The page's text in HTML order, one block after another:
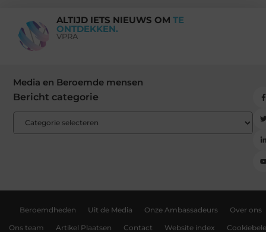
ALTIJD IETS NIEUWS OM TE
ONTDEKKEN.
VPRA
Media en Beroemde mensen
Bericht categorie
Beroemdheden Uit de Media Onze Ambassadeurs Over ons
Ons team Artikel Plaatsen Contact Website index